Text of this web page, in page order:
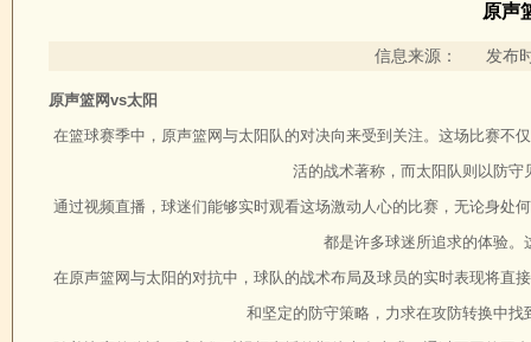
原声
信息来源： 发布
原声篮网vs太阳
在篮球赛季中，原声篮网与太阳队的对决向来受到关注。这场比赛不
活的战术著称，而太阳队则以防
通过视频直播，球迷们能够实时观看这场激动人心的比赛，无论身处
都是许多球迷所追求的体验
在原声篮网与太阳的对抗中，球队的战术布局及球员的实时表现将直
和坚定的防守策略，力求在攻防转换中